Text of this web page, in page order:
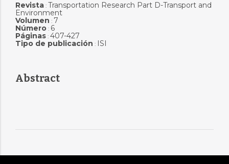
Revista: Transportation Research Part D-Transport and
Environment
Volumen : 7
Número: 6
Páginas: 407-427
Tipo de publicación : ISI
Abstract